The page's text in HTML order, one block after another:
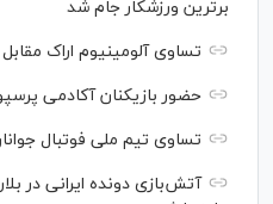
برترین ورزشکار جام شد
تساوی آلومینیوم اراک
حضور بازیکنان آکادمی
تساوی تیم ملی فوتبال